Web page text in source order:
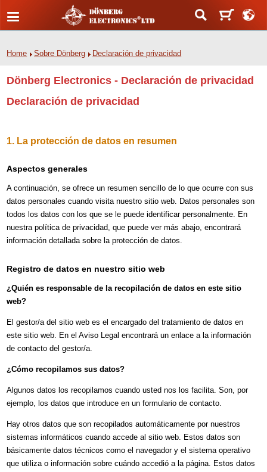
Home Sobre Dönberg Declaración de privacidad
Dönberg Electronics - Declaración de privacidad
Declaración de privacidad
1. La protección de datos en resumen
Aspectos generales
A continuación, se ofrece un resumen sencillo de lo que ocurre con sus
datos personales cuando visita nuestro sitio web. Datos personales son
todos los datos con los que se le puede identificar personalmente. En
nuestra política de privacidad, que puede ver más abajo, encontrará
información detallada sobre la protección de datos.
Registro de datos en nuestro sitio web
¿Quién es responsable de la recopilación de datos en este sitio
web?
El gestor/a del sitio web es el encargado del tratamiento de datos en
este sitio web. En el Aviso Legal encontrará un enlace a la información
de contacto del gestor/a.
¿Cómo recopilamos sus datos?
Algunos datos los recopilamos cuando usted nos los facilita. Son, por
ejemplo, los datos que introduce en un formulario de contacto.
Hay otros datos que son recopilados automáticamente por nuestros
sistemas informáticos cuando accede al sitio web. Estos datos son
básicamente datos técnicos como el navegador y el sistema operativo
que utiliza o información sobre cuándo accedió a la página. Estos datos